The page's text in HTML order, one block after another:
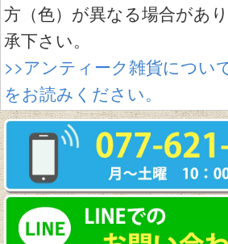
方（色）が異なる場合があ
承下さい。
>>アンティーク雑貨につい
をお読みください。